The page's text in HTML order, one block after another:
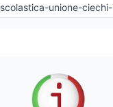
unione-